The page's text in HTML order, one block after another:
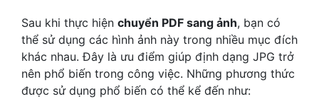
Sau khi thực hiện chuyển PDF sang ảnh, bạn có
thể sử dụng các hình ảnh này trong nhiều mục đích
khác nhau. Đây là ưu điểm giúp định dạng JPG trở
nên phổ biến trong công việc. Những phương thức
được sử dụng phổ biến có thể kể đến như: